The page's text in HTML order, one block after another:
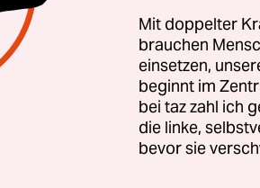
im Park“ oder „Jute statt
Umdenken in Sachen
„aggressiv, pseudoernst,
verschroben, erdichtet,
einfach nur irrelevant.
Mit doppelter
brauchen
einsetzen,
beginnt im
bei taz zahl ich
die linke,
bevor sie